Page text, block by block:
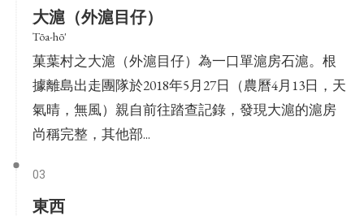
大滬（外滬目仔）
Tōa-hō'
菓葉村之大滬（外滬目仔）為一口單滬房石滬。根
據離島出走團隊於2018年5月27日（農曆4月13日，天
氣晴，無風）親自前往踏查記錄，發現大滬的滬房
尚稱完整，其他部...
03
東西